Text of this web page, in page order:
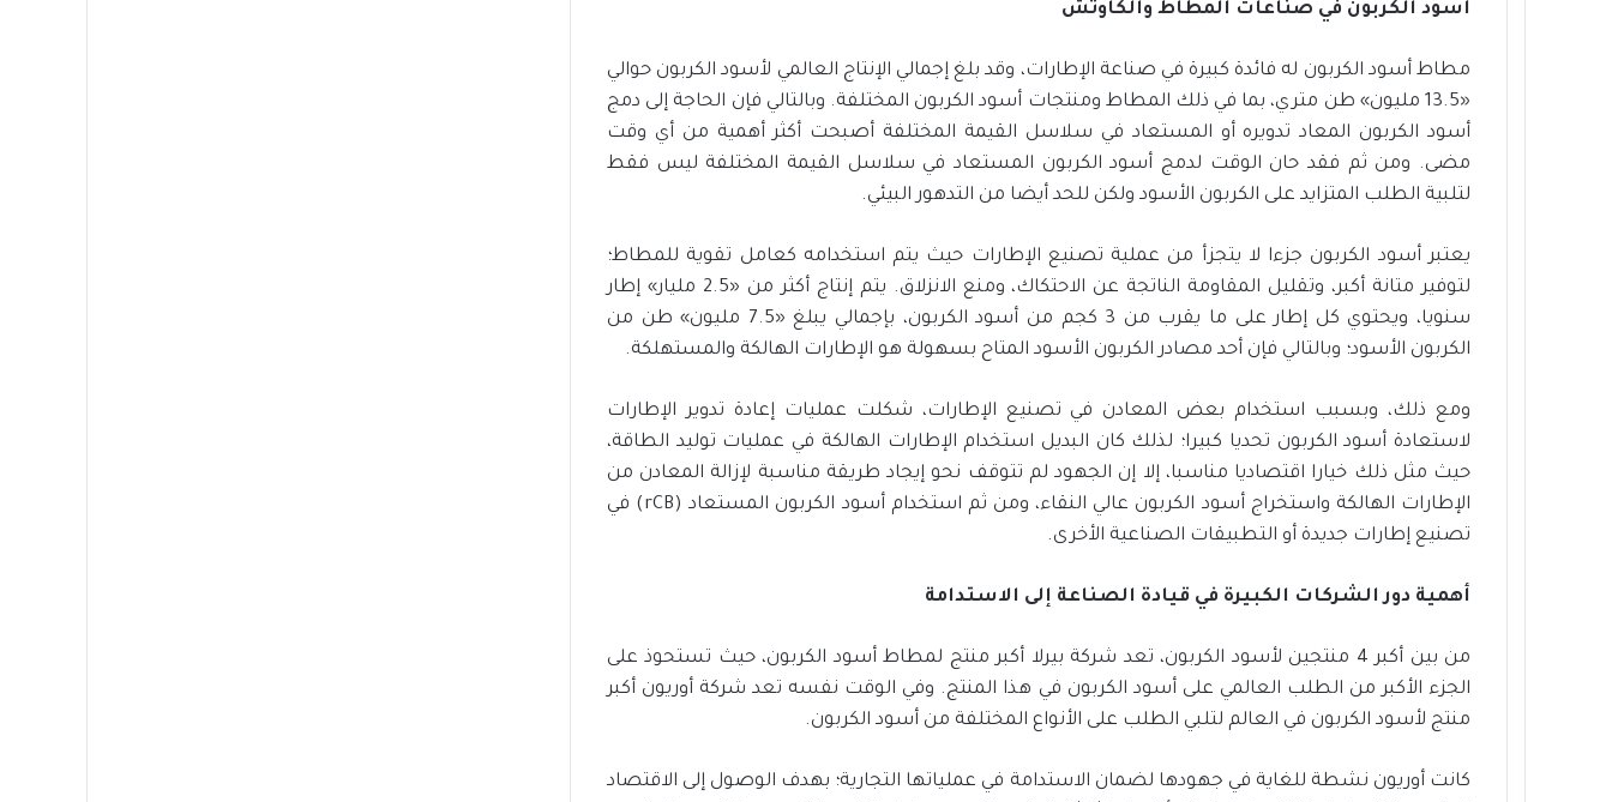
أسود الكربون في صناعات المطاط والكاوتش
مطاط أسود الكربون له فائدة كبيرة في صناعة الإطارات، وقد بلغ إجمالي الإنتاج العالمي لأسود الكربون حوالي
«13.5 مليون» طن متري، بما في ذلك المطاط ومنتجات أسود الكربون المختلفة. وبالتالي فإن الحاجة إلى دمج
أسود الكربون المعاد تدويره أو المستعاد في سلاسل القيمة المختلفة أصبحت أكثر أهمية من أي وقت
مضى. ومن ثم فقد حان الوقت لدمج أسود الكربون المستعاد في سلاسل القيمة المختلفة ليس فقط
لتلبية الطلب المتزايد على الكربون الأسود ولكن للحد أيضا من التدهور البيئي.
يعتبر أسود الكربون جزءا لا يتجزأ من عملية تصنيع الإطارات حيث يتم استخدامه كعامل تقوية للمطاط؛
لتوفير متانة أكبر، وتقليل المقاومة الناتجة عن الاحتكاك، ومنع الانزلاق. يتم إنتاج أكثر من «2.5 مليار» إطار
سنويا، ويحتوي كل إطار على ما يقرب من 3 كجم من أسود الكربون، بإجمالي يبلغ «7.5 مليون» طن من
الكربون الأسود؛ وبالتالي فإن أحد مصادر الكربون الأسود المتاح بسهولة هو الإطارات الهالكة والمستهلكة.
ومع ذلك، وبسبب استخدام بعض المعادن في تصنيع الإطارات، شكلت عمليات إعادة تدوير الإطارات
لاستعادة أسود الكربون تحديا كبيرا؛ لذلك كان البديل استخدام الإطارات الهالكة في عمليات توليد الطاقة،
حيث مثل ذلك خيارا اقتصاديا مناسبا، إلا إن الجهود لم تتوقف نحو إيجاد طريقة مناسبة لإزالة المعادن من
الإطارات الهالكة واستخراج أسود الكربون عالي النقاء، ومن ثم استخدام أسود الكربون المستعاد (rCB) في
تصنيع إطارات جديدة أو التطبيقات الصناعية الأخرى.
أهمية دور الشركات الكبيرة في قيادة الصناعة إلى الاستدامة
من بين أكبر 4 منتجين لأسود الكربون، تعد شركة بيرلا أكبر منتج لمطاط أسود الكربون، حيث تستحوذ على
الجزء الأكبر من الطلب العالمي على أسود الكربون في هذا المنتج. وفي الوقت نفسه تعد شركة أوريون أكبر
منتج لأسود الكربون في العالم لتلبي الطلب على الأنواع المختلفة من أسود الكربون.
كانت أوريون نشطة للغاية في جهودها لضمان الاستدامة في عملياتها التجارية؛ بهدف الوصول إلى الاقتصاد